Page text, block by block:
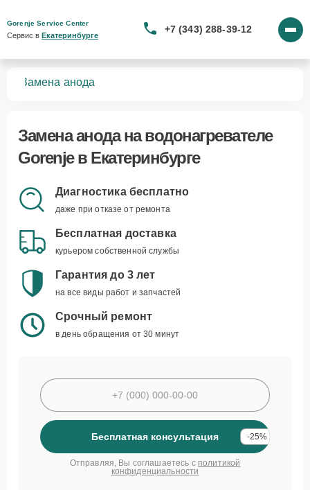
Gorenje Service Center
Сервис в Екатеринбурге
+7 (343) 288-39-12
Замена анода
Замена анодана водонагревателе
Gorenje в Екатеринбурге
Диагностика бесплатно
даже при отказе от ремонта
Бесплатная доставка
курьером собственной службы
Гарантия до 3 лет
на все виды работ и запчастей
Срочный ремонт
в день обращения от 30 минут
Бесплатная консультация -25%
Отправляя, Вы соглашаетесь с политикой
конфиденциальности